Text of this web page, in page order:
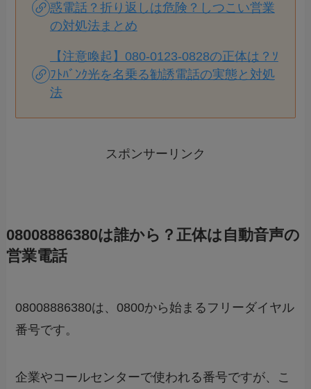
惑電話？折り返しは危険？しつこい営業
の対処法まとめ
【注意喚起】080-0123-0828の正体は？ｿ
ﾌﾄﾊﾞﾝｸ光を名乗る勧誘電話の実態と対処
法
スポンサーリンク
08008886380は誰から？正体は自動音声の
営業電話
08008886380は、0800から始まるフリーダイヤル
番号です。
企業やコールセンターで使われる番号ですが、こ